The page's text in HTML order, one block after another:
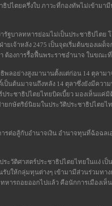
ธิปไตยครึ่งใบ ภาวะที่กองทัพไม่เข้ามา
รัฐบาลทหารย่อมไม่เป็นประชาธิปไตย
ยเจ้าหลัง 2475 เป็นจุดเริ่มต้นของเผ
องการรื้อฟื้นพระราชอำนาจ ในขณะ
พลอย่างสูงมานานตั้งแต่ก่อน 14 ตุลา
เป็นต้นมาจนถึงหลัง 14 ตุลาซึ่งยังมีคว
ประชาธิปไตยไทยบิดเบี้ยว มองเห็นแค่
ยกษัตริย์นิยมในประวัติประชาธิปไตยไ
รต่อสู้กับอำนาจเงิน อำนาจทุนที่ฉ้อฉลเ
ระวัติศาสตร์ประชาธิปไตยไทยในแง่ เ
รับให้กลุ่มทุนต่างๆ เข้ามามีส่วนร่วมท
หารถอยออกไปแล้ว คือนักการเมืองเ